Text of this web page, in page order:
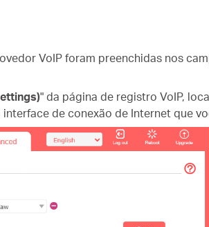
VoIP foram preenchidas nos
" da página de registro VoIP,
interface de conexão de Internet que